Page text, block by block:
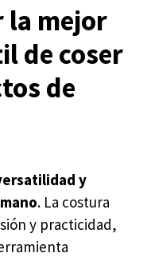
la mejor
de coser
de
y
. La costura
y practicidad,